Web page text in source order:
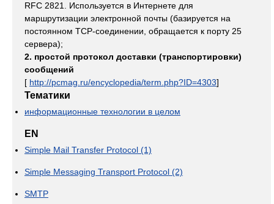
RFC 2821. Используется в Интернете для
маршрутизации электронной почты (базируется на
постоянном TCP-соединении, обращается к порту 25
сервера);
2. простой протокол доставки (транспортировки)
сообщений
[ http://pcmag.ru/encyclopedia/term.php?ID=4303]
Тематики
информационные технологии в целом
EN
Simple Mail Transfer Protocol (1)
Simple Messaging Transport Protocol (2)
SMTP